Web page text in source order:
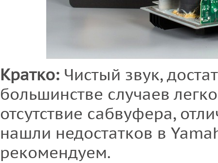
Кратко: Чистый звук,
большинстве случаев
отсутствие сабвуфера,
нашли недостатков в
рекомендуем.